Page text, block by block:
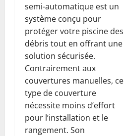
semi-automatique est un
système conçu pour
protéger votre piscine des
débris tout en offrant une
solution sécurisée.
Contrairement aux
couvertures manuelles, ce
type de couverture
nécessite moins d’effort
pour l’installation et le
rangement. Son